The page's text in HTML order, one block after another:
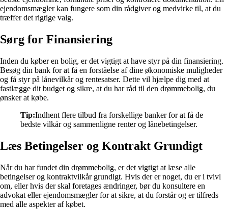
ejendomsmægler kan fungere som din rådgiver og medvirke til, at du
træffer det rigtige valg.
Sørg for Finansiering
Inden du køber en bolig, er det vigtigt at have styr på din finansiering.
Besøg din bank for at få en forståelse af dine økonomiske muligheder
og få styr på lånevilkår og rentesatser. Dette vil hjælpe dig med at
fastlægge dit budget og sikre, at du har råd til den drømmebolig, du
ønsker at købe.
Tip:Indhent flere tilbud fra forskellige banker for at få de
bedste vilkår og sammenligne renter og lånebetingelser.
Læs Betingelser og Kontrakt Grundigt
Når du har fundet din drømmebolig, er det vigtigt at læse alle
betingelser og kontraktvilkår grundigt. Hvis der er noget, du er i tvivl
om, eller hvis der skal foretages ændringer, bør du konsultere en
advokat eller ejendomsmægler for at sikre, at du forstår og er tilfreds
med alle aspekter af købet.